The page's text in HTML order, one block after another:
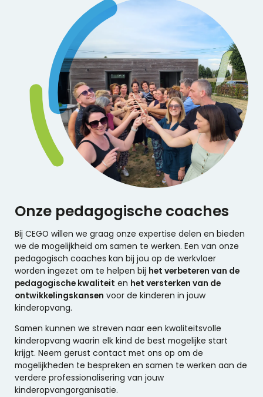
Onze pedagogische coaches
Bij CEGO willen we graag onze expertise delen en bieden
we de mogelijkheid om samen te werken. Een van onze
pedagogisch coaches kan bij jou op de werkvloer
worden ingezet om te helpen bij het verbeteren van de
pedagogische kwaliteit en het versterken van de
ontwikkelingskansen voor de kinderen in jouw
kinderopvang.
Samen kunnen we streven naar een kwaliteitsvolle
kinderopvang waarin elk kind de best mogelijke start
krijgt. Neem gerust contact met ons op om de
mogelijkheden te bespreken en samen te werken aan de
verdere professionalisering van jouw
kinderopvangorganisatie.